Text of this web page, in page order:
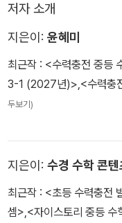
저자 소개
지은이: 윤혜미
최근작 : <수력충전 중등
3-1 (2027년)>,<수력충
두보기)
지은이: 수경 수학 콘
최근작 : <초등 수력충전
셈>,<자이스토리 중등